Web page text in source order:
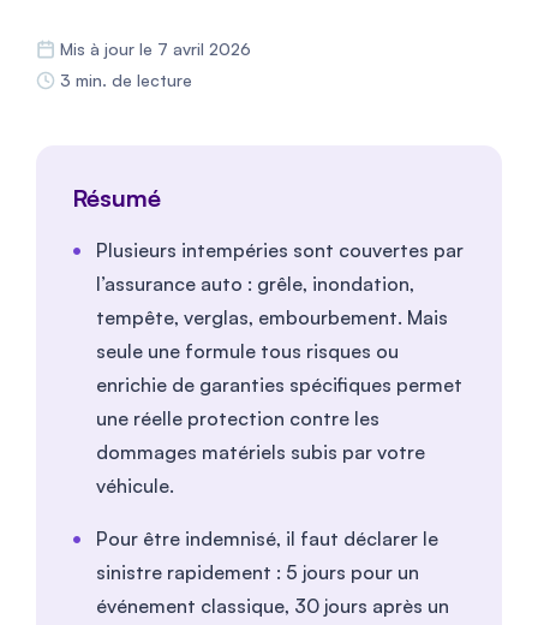
Mis à jour le 7 avril 2026
3 min. de lecture
Résumé
Plusieurs intempéries sont couvertes par
l’assurance auto : grêle, inondation,
tempête, verglas, embourbement. Mais
seule une formule tous risques ou
enrichie de garanties spécifiques permet
une réelle protection contre les
dommages matériels subis par votre
véhicule.
Pour être indemnisé, il faut déclarer le
sinistre rapidement : 5 jours pour un
événement classique, 30 jours après un